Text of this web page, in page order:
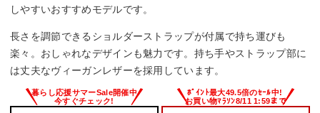
しやすいおすすめモデルです。
長さを調節できるショルダーストラップが付属で持ち運びも
楽々。おしゃれなデザインも魅力です。持ち手やストラップ部に
は丈夫なヴィーガンレザーを採用しています。